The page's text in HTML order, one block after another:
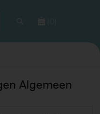
(0)
Algemeen